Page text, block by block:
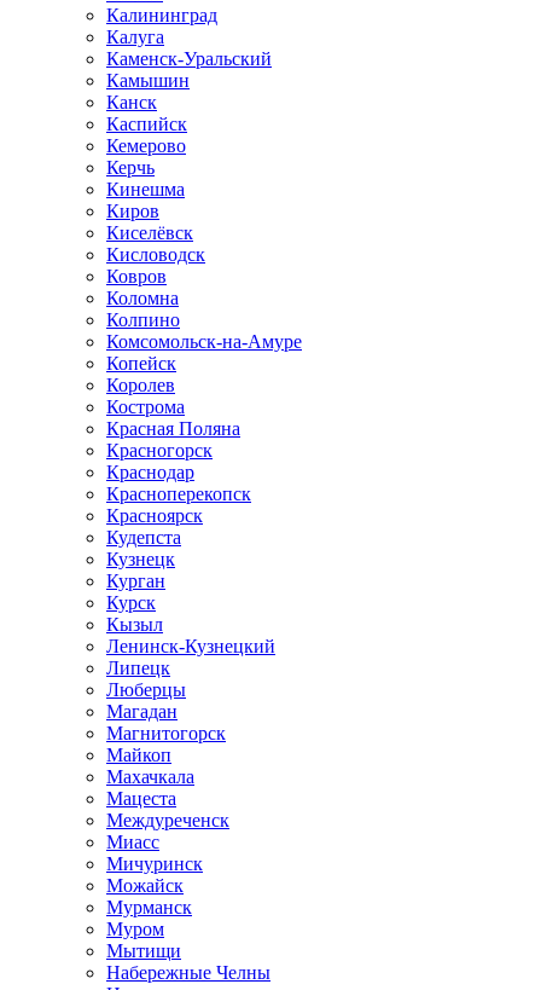
Калининград
Калуга
Каменск-Уральский
Камышин
Канск
Каспийск
Кемерово
Керчь
Кинешма
Киров
Киселёвск
Кисловодск
Ковров
Коломна
Колпино
Комсомольск-на-Амуре
Копейск
Королев
Кострома
Красная Поляна
Красногорск
Краснодар
Красноперекопск
Красноярск
Кудепста
Кузнецк
Курган
Курск
Кызыл
Ленинск-Кузнецкий
Липецк
Люберцы
Магадан
Магнитогорск
Майкоп
Махачкала
Мацеста
Междуреченск
Миасс
Мичуринск
Можайск
Мурманск
Муром
Мытищи
Набережные Челны